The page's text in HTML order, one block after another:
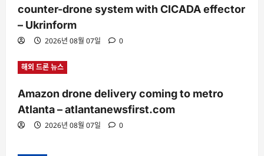
counter-drone system with CICADA effector
– Ukrinform
2026년 08월 07일 0
해외 드론 뉴스
Amazon drone delivery coming to metro
Atlanta – atlantanewsfirst.com
2026년 08월 07일 0